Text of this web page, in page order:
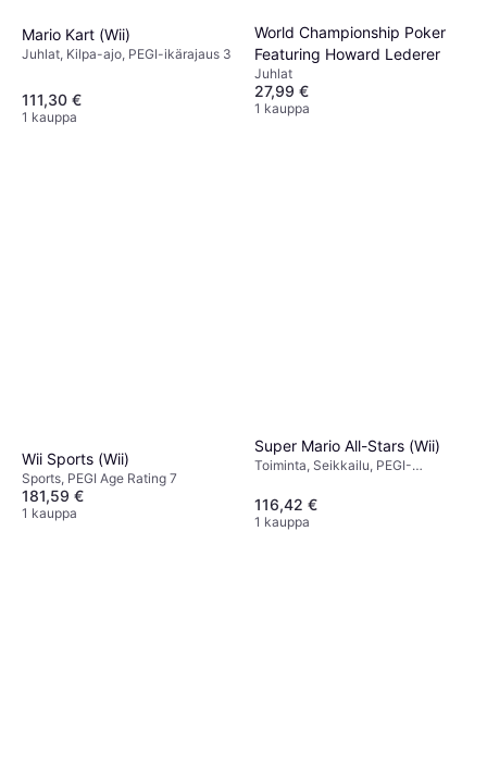
Mario Kart (Wii)
Juhlat, Kilpa-ajo, PEGI-ikärajaus 3
111,30 €
1 kauppa
World Championship Poker
Featuring Howard Lederer
Juhlat
27,99 €
1 kauppa
Wii Sports (Wii)
Sports, PEGI Age Rating 7
181,59 €
1 kauppa
Super Mario All-Stars (Wii)
Toiminta, Seikkailu, PEGI-
116,42 €
1 kauppa